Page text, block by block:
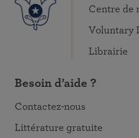
Centre de
Voluntary
Librairie
Besoin d’aide ?
Contactez-nous
Littérature gratuite